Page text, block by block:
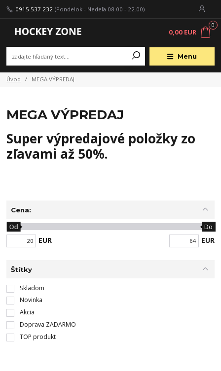
Menu
0915 537 232 (Pondelok - Nedeľa 08.00 - 22.00)
0
0,00 EUR
Úvod MEGA VÝPREDAJ
MEGA VÝPREDAJ
Super výpredajové položky zo
zľavami až 50%.
Cena:
EUR
Od Do
EUR
Štítky
Skladom
Novinka
Akcia
Doprava ZADARMO
TOP produkt